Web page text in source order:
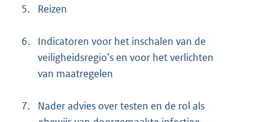
5. Reizen
6.
Indicatoren voor het inschalen van de
veiligheidsregio’s en voor het verlichten
van maatregelen
7.
Nader advies over testen en de rol als